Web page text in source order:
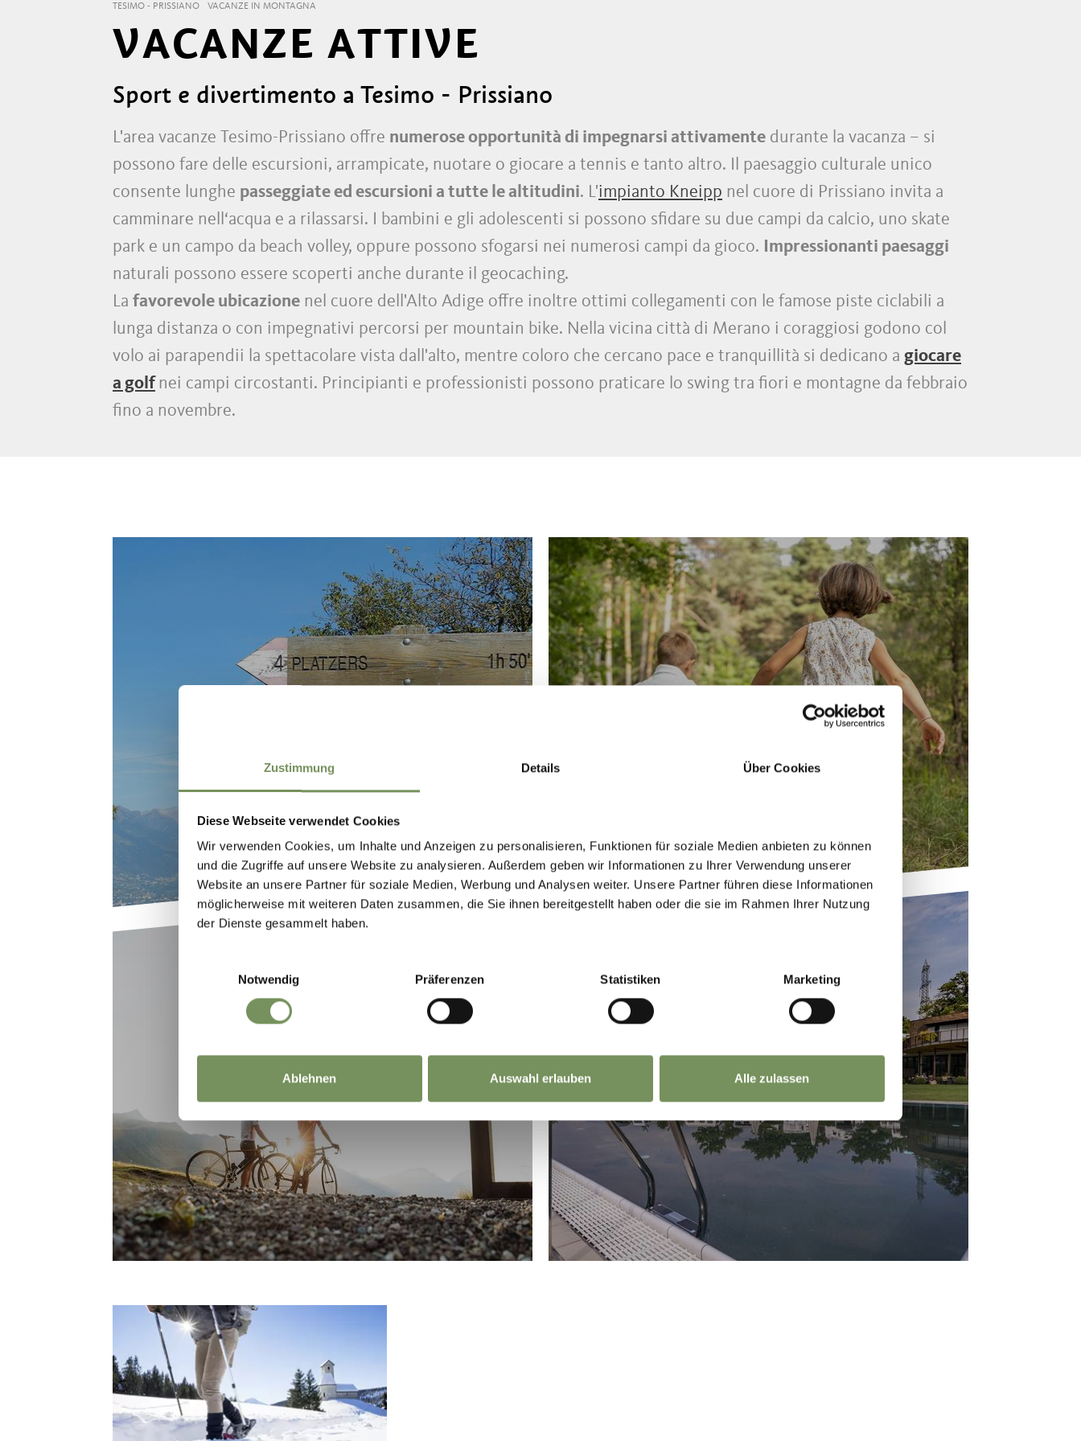
Zustimmung Details Über Cookies
Diese Webseite verwendet Cookies
Wir verwenden Cookies, um Inhalte und Anzeigen zu personalisieren, Funktionen für soziale Medien anbieten zu können
und die Zugriffe auf unsere Website zu analysieren. Außerdem geben wir Informationen zu Ihrer Verwendung unserer
Website an unsere Partner für soziale Medien, Werbung und Analysen weiter. Unsere Partner führen diese Informationen
möglicherweise mit weiteren Daten zusammen, die Sie ihnen bereitgestellt haben oder die sie im Rahmen Ihrer Nutzung
der Dienste gesammelt haben.
Notwendig
Präferenzen Statistiken Marketing
Ablehnen Auswahl erlauben Alle zulassen
TESIMO - PRISSIANO VACANZE IN MONTAGNA
VACANZE ATTIVE
Sport e divertimento a Tesimo - Prissiano
L'area vacanze Tesimo-Prissiano offre numerose opportunità di impegnarsi attivamente durante la vacanza – si
possono fare delle escursioni, arrampicate, nuotare o giocare a tennis e tanto altro. Il paesaggio culturale unico
consente lunghe passeggiate ed escursioni a tutte le altitudini. L'impianto Kneipp nel cuore di Prissiano invita a
camminare nell‘acqua e a rilassarsi. I bambini e gli adolescenti si possono sfidare su due campi da calcio, uno skate
park e un campo da beach volley, oppure possono sfogarsi nei numerosi campi da gioco.
Impressionanti paesaggi
naturali possono essere scoperti anche durante il geocaching.
La favorevole ubicazione nel cuore dell'Alto Adige offre inoltre ottimi collegamenti con le famose piste ciclabili a
lunga distanza o con impegnativi percorsi per mountain bike. Nella vicina città di Merano i coraggiosi godono col
volo ai parapendii la spettacolare vista dall'alto, mentre coloro che cercano pace e tranquillità si dedicano a giocare
a golf nei campi circostanti. Principianti e professionisti possono praticare lo swing tra fiori e montagne da febbraio
fino a novembre.
BICI & MTB ALTRE ATTIVITÀ A TESIMO